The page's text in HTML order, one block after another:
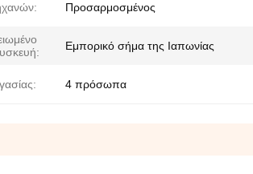
Προσαρμοσμένος
Εμπορικό σήμα της Ιαπωνίας
4 πρόσωπα